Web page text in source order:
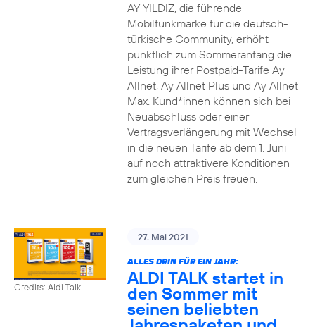
AY YILDIZ, die führende
Mobilfunkmarke für die deutsch-
türkische Community, erhöht
pünktlich zum Sommeranfang die
Leistung ihrer Postpaid-Tarife Ay
Allnet, Ay Allnet Plus und Ay Allnet
Max. Kund*innen können sich bei
Neuabschluss oder einer
Vertragsverlängerung mit Wechsel
in die neuen Tarife ab dem 1. Juni
auf noch attraktivere Konditionen
zum gleichen Preis freuen.
Credits: Aldi Talk
27. Mai 2021
ALLES DRIN FÜR EIN JAHR:
ALDI TALK startet in
den Sommer mit
seinen beliebten